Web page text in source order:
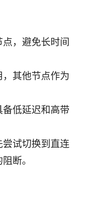
，避免长时间
其他节点作为
低延迟和高带
试切换到直连
断。